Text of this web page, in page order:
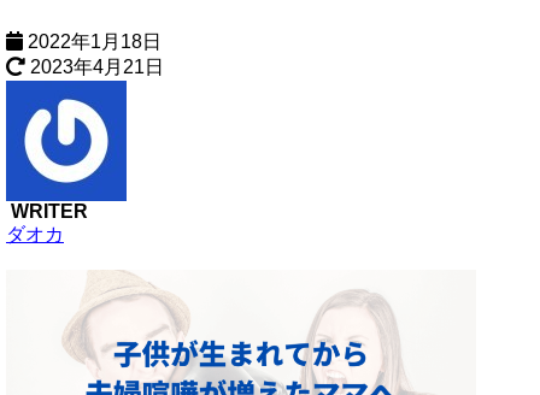
2022年1月18日
2023年4月21日
WRITER
ダオカ